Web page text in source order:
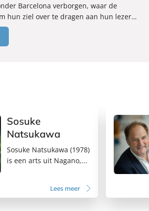
Barcelona verborgen, waar de
hun ziel over te dragen aan hun lezer…
Sosuke
Natsukawa
Sosuke Natsukawa (1978)
is een arts uit Nagano,...
Lees meer